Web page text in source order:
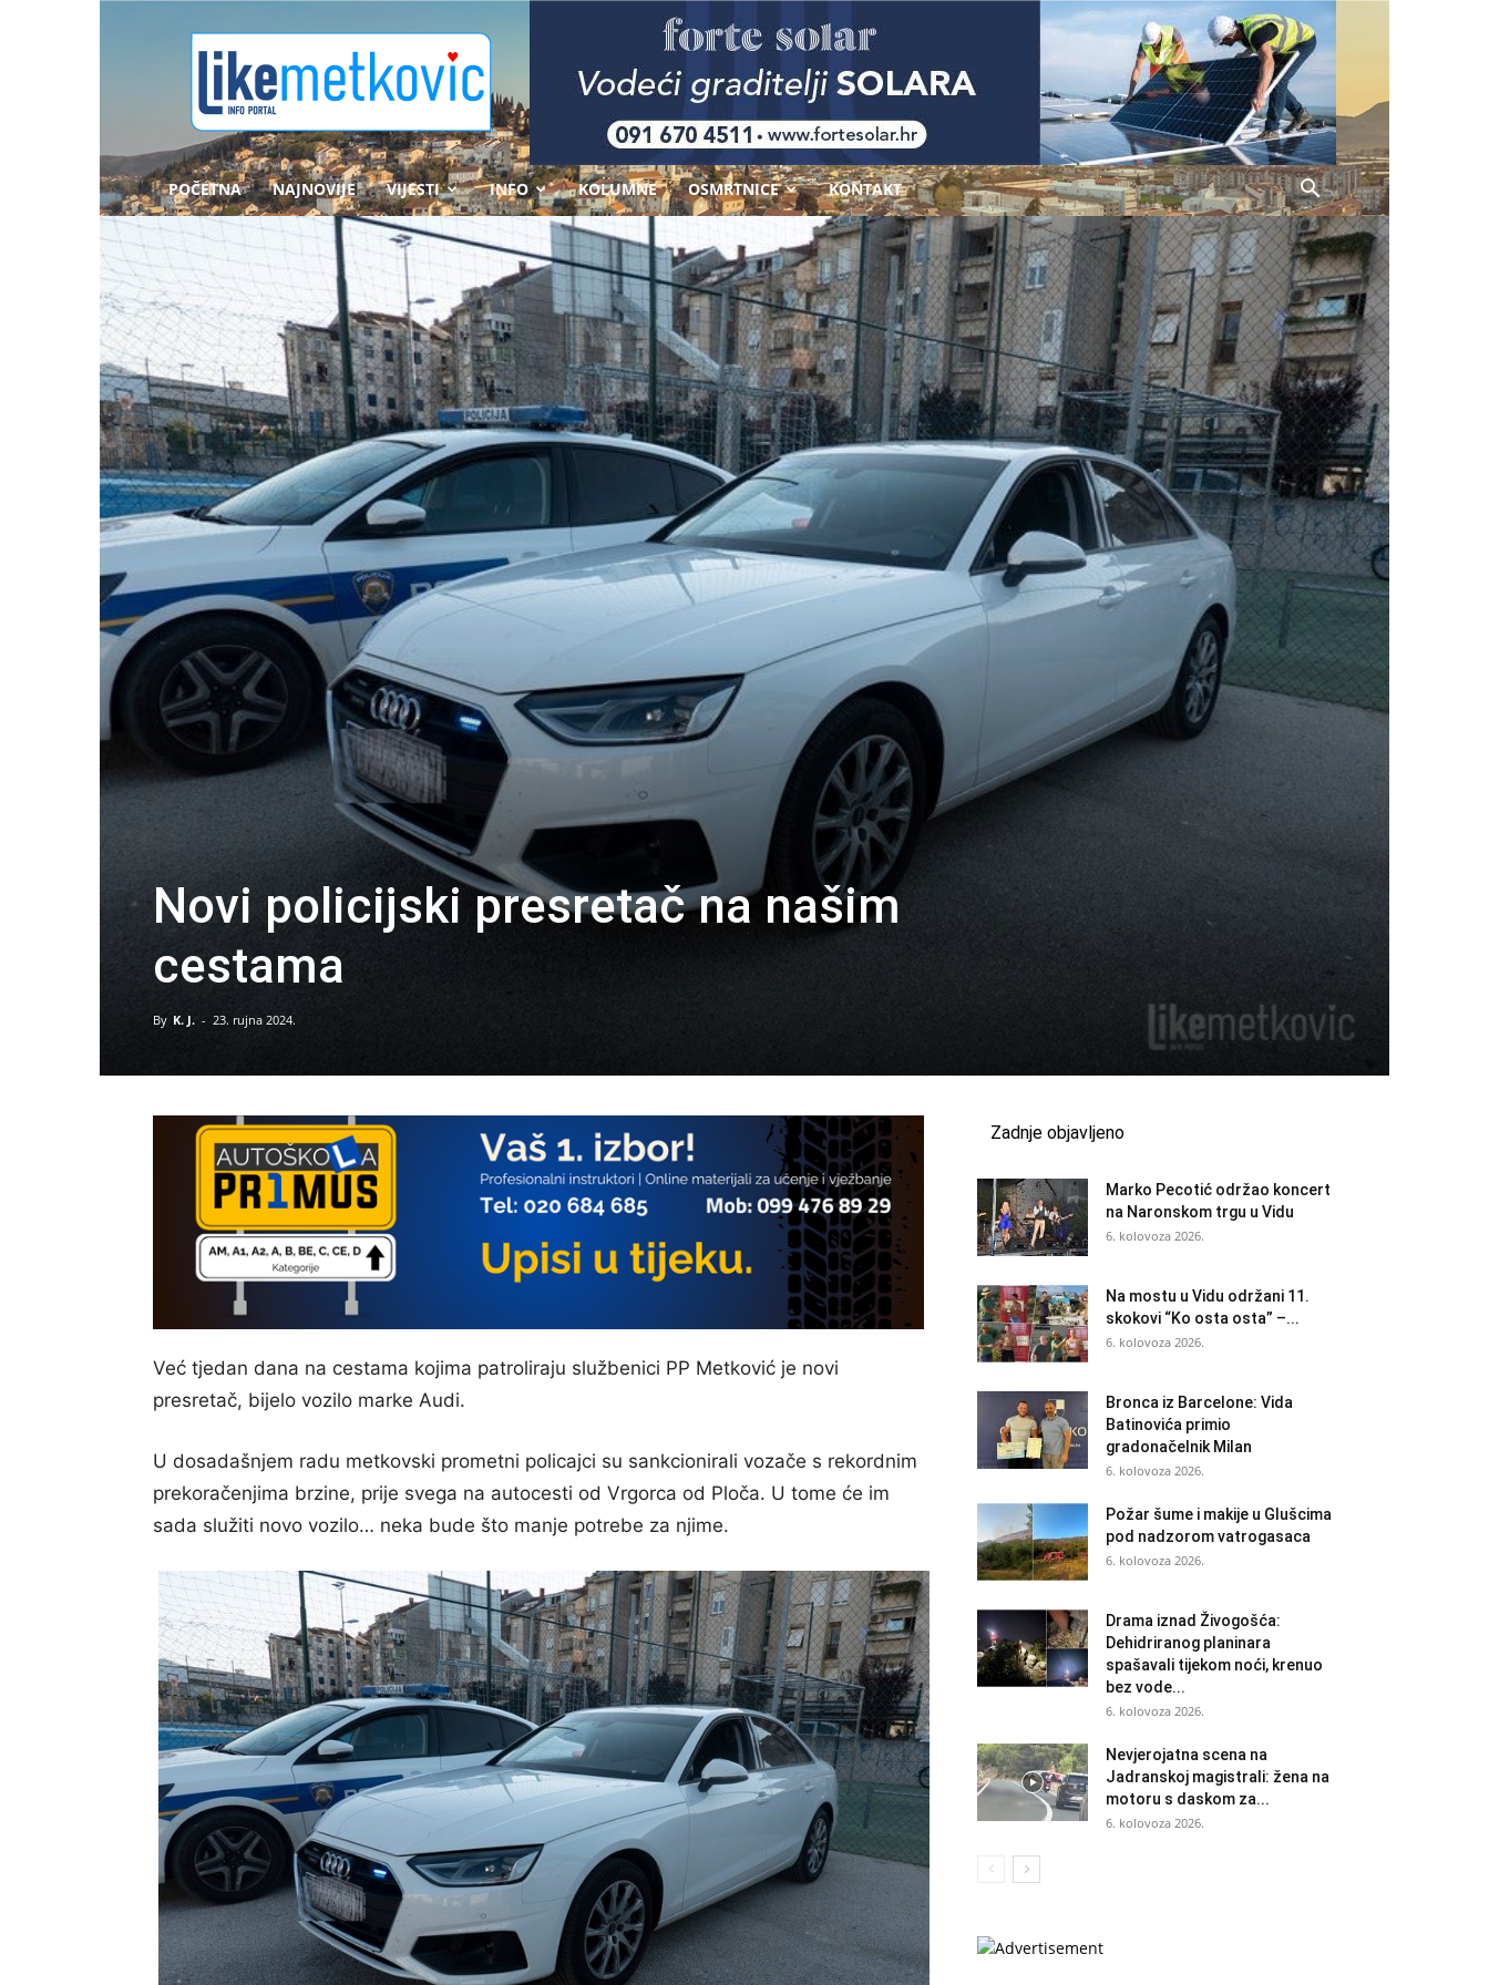
POČETNA NAJNOVIJE VIJESTI INFO KOLUMNE OSMRTNICE KONTAKT
Novi policijski presretač na našim
cestama
By K. J. - 23. rujna 2024.
Već tjedan dana na cestama kojima patroliraju službenici PP Metković je novi
presretač, bijelo vozilo marke Audi.
U dosadašnjem radu metkovski prometni policajci su sankcionirali vozače s rekordnim
prekoračenjima brzine, prije svega na autocesti od Vrgorca od Ploča. U tome će im
sada služiti novo vozilo… neka bude što manje potrebe za njime.
Zadnje objavljeno
Marko Pecotić održao koncert
na Naronskom trgu u Vidu
6. kolovoza 2026.
Na mostu u Vidu održani 11.
skokovi “Ko osta osta” –...
6. kolovoza 2026.
Bronca iz Barcelone: Vida
Batinovića primio
gradonačelnik Milan
6. kolovoza 2026.
Požar šume i makije u Glušcima
pod nadzorom vatrogasaca
6. kolovoza 2026.
Drama iznad Živogošća:
Dehidriranog planinara
spašavali tijekom noći, krenuo
bez vode...
6. kolovoza 2026.
Nevjerojatna scena na
Jadranskoj magistrali: žena na
motoru s daskom za...
6. kolovoza 2026.